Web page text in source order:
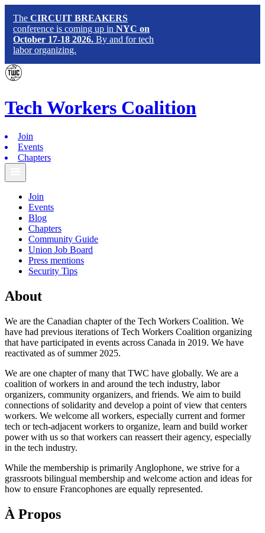
TheCIRCUIT BREAKERS
conference is coming up in NYC on
October 17-18 2026. By and for tech
labor organizing.
Tech Workers Coalition
Join
Events
Chapters
Join
Events
Blog
Chapters
Community Guide
Union Job Board
Press mentions
Security Tips
About
We are the Canadian chapter of the Tech Workers Coalition. We
have had previous iterations of Tech Workers Coalition organizing
that have participated in events across Canada in 2019. We have
reactivated as of summer 2025.
We are one chapter of many that TWC have globally. We are a
coalition of workers in and around the tech industry, labor
organizers, community organizers, and friends. We aim to build
connections of solidarity and develop a point of view that centers
workers. We welcome all workers, especially current and former
tech or tech-adjacent workers to organize, learn and build worker
power with us so that workers can reassert their agency, especially
in the tech industry.
While the membership is primarily Anglophone, we strive for a
grassroots bilingual membership and welcome action and ideas for
how to ensure Francophones are equally represented.
À Propos